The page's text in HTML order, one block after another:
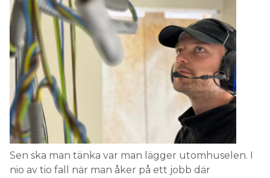
Sen ska man tänka var man lägger utomhuselen. I
nio av tio fall när man åker på ett jobb där